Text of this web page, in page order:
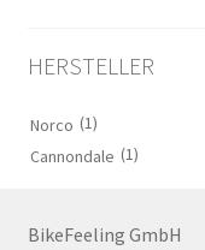
HERSTELLER
Norco (1)
Cannondale (1)
BikeFeeling GmbH